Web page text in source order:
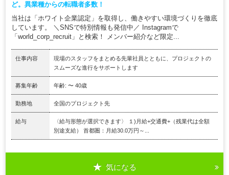
ど。異業種からの転職者多数！
当社は「ホワイト企業認定」を取得し、働きやすい環境づくりを徹底
しています。 ＼SNSで特別情報も発信中／ Instagramで
「world_corp_recruit」と検索！ メンバー紹介など限定...
仕事内容
現場のスタッフをまとめる先輩社員とともに、プロジェクトの
スムーズな進行をサポートします
募集年齢 年齢: 〜 40歳
勤務地 全国のプロジェクト先
給与
〈給与形態が選択できます〉 １)月給+交通費+（残業代は全額
別途支給） 首都圏：月給30.0万円～...
気になる